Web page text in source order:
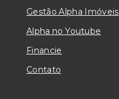
Gestão Alpha Imóveis
Alpha no Youtube
Financie
Contato